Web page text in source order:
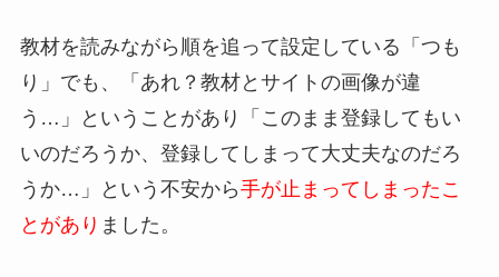
教材を読みながら順を追って設定している「つも
り」でも、「あれ？教材とサイトの画像が違
う…」ということがあり「このまま登録してもい
いのだろうか、登録してしまって大丈夫なのだろ
うか…」という不安から手が止まってしまったこ
とがあり ました。